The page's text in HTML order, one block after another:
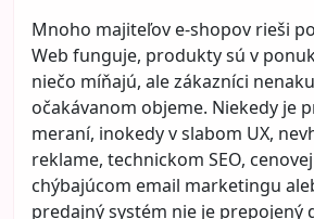
Mnoho majiteľov e-shopov rieši
Web funguje, produkty sú v
niečo míňajú, ale zákazníci
očakávanom objeme. Niekedy je
meraní, inokedy v slabom UX,
reklame, technickom SEO,
chýbajúcom email marketingu
predajný systém nie je prepojený